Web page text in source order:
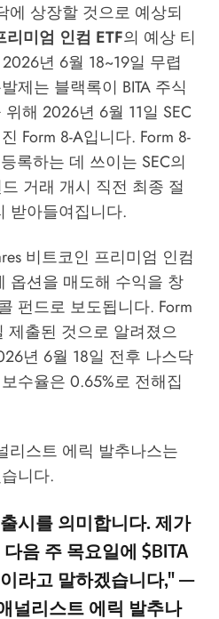
에 상장할 것으로 예상되
미엄 인컴 ETF의 예상 티
년 6월 18~19일 무렵
제는 블랙록이 BITA 주식
해 2026년 6월 11일 SEC
Form 8-A입니다. Form 8-
록하는 데 쓰이는 SEC의
거래 개시 직전 최종 절
받아들여집니다.
비트코인 프리미엄 인컴
옵션을 매도해 수익을 창
펀드로 보도됩니다. Form
제출된 것으로 알려졌으
년 6월 18일 전후 나스닥
수율은 0.65%로 전해집
리스트 에릭 발추나스는
니다.
시를 의미합니다. 제가
음 주 목요일에 $BITA
라고 말하겠습니다," —
널리스트 에릭 발추나